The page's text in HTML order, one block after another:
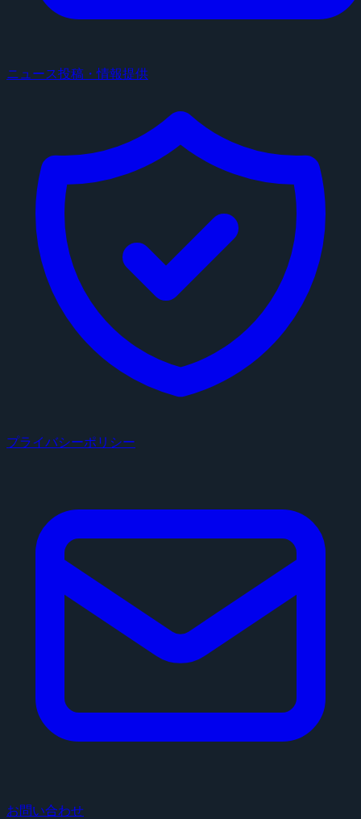
ニュース投稿・情報提供
プライバシーポリシー
お問い合わせ